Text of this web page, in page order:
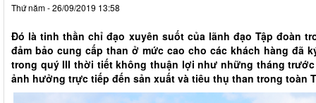
Thứ năm - 26/09/2019 13:58
Đó là tinh thần chỉ đạo xuyên suốt của lãnh đạo Tập đoàn
đảm bảo cung cấp than ở mức cao cho các khách hàng đã
trong quý III thời tiết không thuận lợi như những tháng
ảnh hưởng trực tiếp đến sản xuất và tiêu thụ than trong toàn